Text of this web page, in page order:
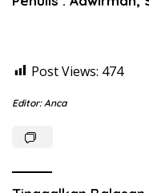
Post Views: 474
Editor: Anca